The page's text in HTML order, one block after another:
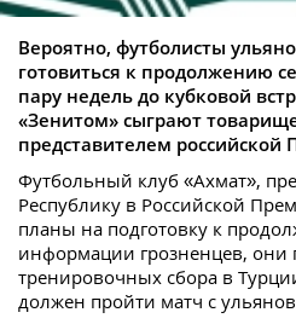
Вероятно, футболисты
готовиться к продолжению
пару недель до кубковой
«Зенитом» сыграют
представителем российской
Футбольный клуб «Ахмат»,
Республику в Российской
планы на подготовку к
информации грозненцев, они
тренировочных сбора в
должен пройти матч с